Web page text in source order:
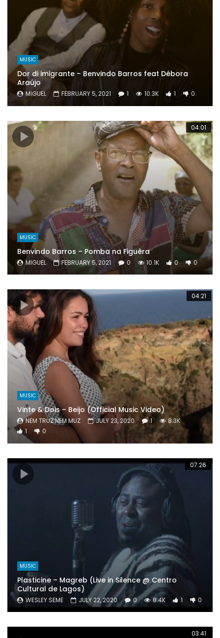
MUSIC
Dor di imigrante – Benvindo Barros feat Débora
Araújo
MIGUEL FEBRUARY 5, 2021 1 10.3K 1 0
04:01
MUSIC
Benvindo Barros – Pomba na Figuêra
MIGUEL FEBRUARY 5, 2021 0 10.1K 0 0
04:21
MUSIC
Vinte & Dois – Beijo (Official Music Video)
NEM TRUZ NEM MUZ JULY 23, 2020 1
8.3K
1
0
07:26
MUSIC
Plasticine – Magreb (Live in Silence @ Centro
Cultural de Lagos)
WESLEY SEME JULY 22, 2020 0 8.4K 1 0
03:41